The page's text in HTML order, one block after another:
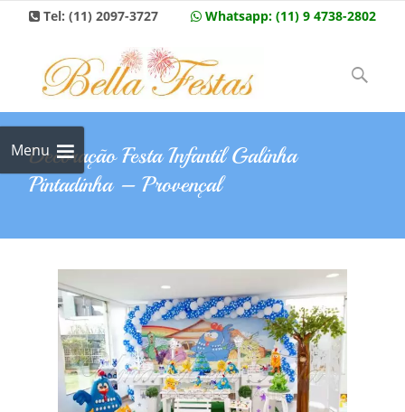
Whatsapp: (11) 9 4738-2802
Tel: (11) 2097-3727
Menu
content
Pesquisar
Decoração Festa Infantil Galinha
Pintadinha – Provençal